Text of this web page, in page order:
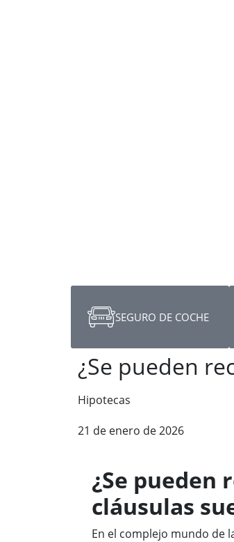
SEGURO DE COCHE
¿Se pueden
Hipotecas
21 de enero de 2026
¿Se pueden
cláusulas
En el complejo mundo de